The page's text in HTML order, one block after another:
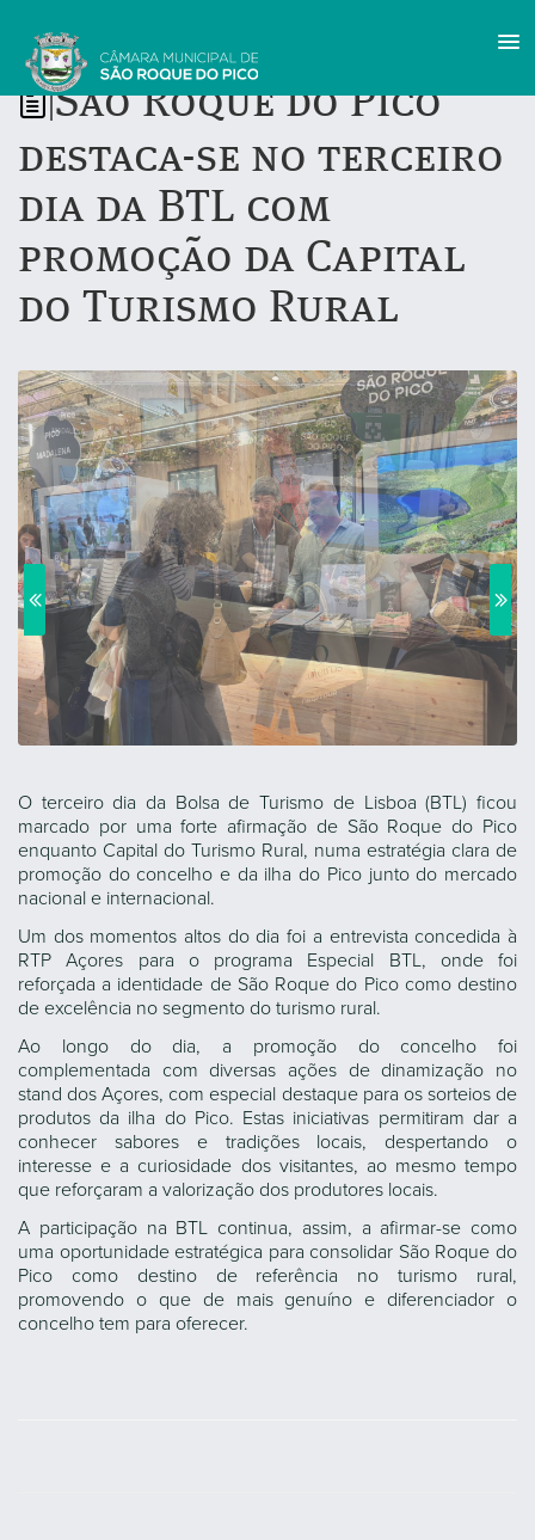
São Roque do Pico
destaca-se no terceiro
dia da BTL com
promoção da Capital
do Turismo Rural
O terceiro dia da Bolsa de Turismo de Lisboa (BTL) ficou
marcado por uma forte afirmação de São Roque do Pico
enquanto Capital do Turismo Rural, numa estratégia clara de
promoção do concelho e da ilha do Pico junto do mercado
nacional e internacional.
Um dos momentos altos do dia foi a entrevista concedida à
RTP Açores para o programa Especial BTL, onde foi
reforçada a identidade de São Roque do Pico como destino
de excelência no segmento do turismo rural.
Ao longo do dia, a promoção do concelho foi
complementada com diversas ações de dinamização no
stand dos Açores, com especial destaque para os sorteios de
produtos da ilha do Pico. Estas iniciativas permitiram dar a
conhecer sabores e tradições locais, despertando o
interesse e a curiosidade dos visitantes, ao mesmo tempo
que reforçaram a valorização dos produtores locais.
A participação na BTL continua, assim, a afirmar-se como
uma oportunidade estratégica para consolidar São Roque do
Pico como destino de referência no turismo rural,
promovendo o que de mais genuíno e diferenciador o
concelho tem para oferecer.